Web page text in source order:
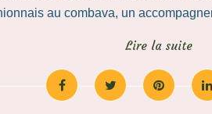
au combava, un
Lire la suite